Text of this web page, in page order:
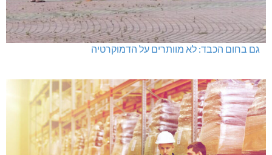
גם בחום הכבד: לא מוותרים על הדמוקרטיה